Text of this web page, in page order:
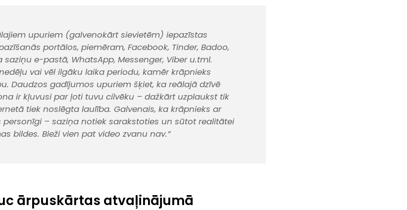
upuriem (galvenokārt sievietēm) iepazīstas
portālos, piemēram, Facebook, Tinder, Badoo,
e-pastā, WhatsApp, Messenger, Viber u.tml.
vai vēl ilgāku laika periodu, kamēr krāpnieks
Daudzos gadījumos upuriem šķiet, ka reālajā dzīvē
ir kļuvusi par ļoti tuvu cilvēku – dažkārt uzplaukst tik
tiek noslēgta laulība. Galvenais, ka krāpnieks ar
– saziņa notiek sarakstoties un sūtot realitātei
bildes. Bieži vien pat video zvanu nav.”
ārpuskārtas atvaļinājumā